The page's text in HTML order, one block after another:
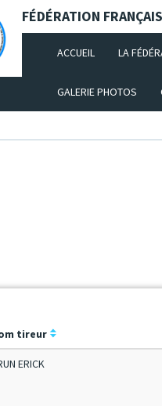
FÉDÉRATION
ACCUEIL (CURRENT)
LA
GALERIE PHOTOS
tireur
ERICK